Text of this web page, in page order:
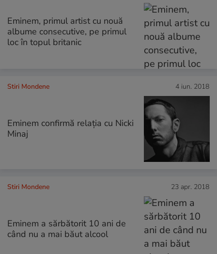
Eminem, primul artist cu nouă
albume consecutive, pe primul
loc în topul britanic
Stiri Mondene 4 iun. 2018
Eminem confirmă relația cu Nicki
Minaj
Stiri Mondene 23 apr. 2018
Eminem a sărbătorit 10 ani de
când nu a mai băut alcool